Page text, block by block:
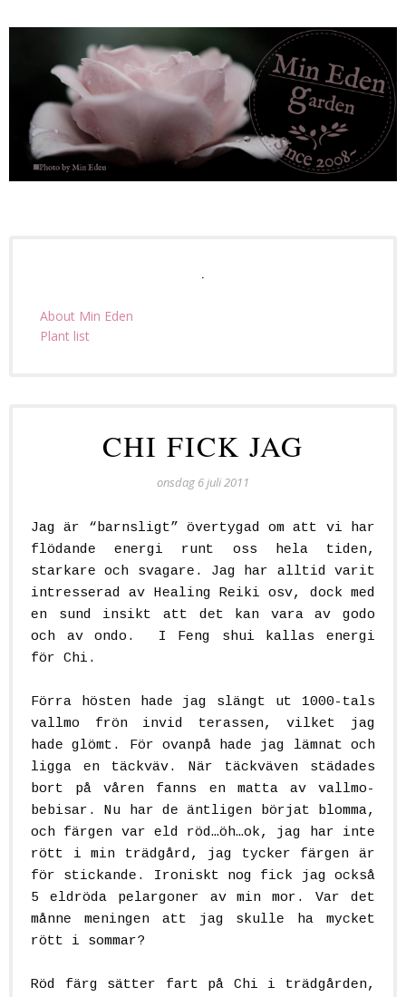
About Min Eden
Plant list
CHI FICK JAG
onsdag 6 juli 2011
Jag är “barnsligt” övertygad om att vi har
flödande energi runt oss hela tiden,
starkare och svagare. Jag har alltid varit
intresserad av Healing Reiki osv, dock med
en sund insikt att det kan vara av godo
och av ondo. I Feng shui kallas energi
för Chi.
Förra hösten hade jag slängt ut 1000-tals
vallmo frön invid terassen, vilket jag
hade glömt. För ovanpå hade jag lämnat och
ligga en täckväv. När täckväven städades
bort på våren fanns en matta av vallmo-
bebisar. Nu har de äntligen börjat blomma,
och färgen var eld röd…öh…ok, jag har inte
rött i min trädgård, jag tycker färgen är
för stickande. Ironiskt nog fick jag också
5 eldröda pelargoner av min mor. Var det
månne meningen att jag skulle ha mycket
rött i sommar?
Röd färg sätter fart på Chi i trädgården,